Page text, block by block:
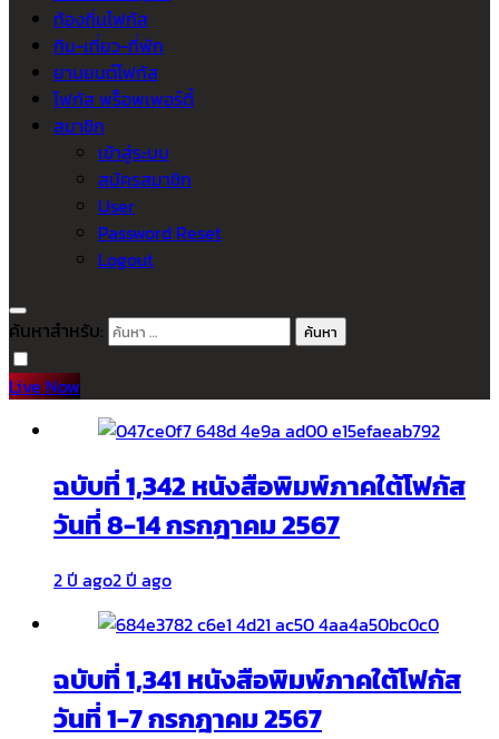
ท้องถิ่นโฟกัส
กิน-เที่ยว-ที่พัก
ยานยนต์โฟกัส
โฟกัส พร็อพเพอร์ตี้
สมาชิก
เข้าสู่ระบบ
สมัครสมาชิก
User
Password Reset
Logout
ค้นหาสำหรับ:
Live Now
ฉบับที่ 1,342 หนังสือพิมพ์ภาคใต้โฟกัส
วันที่ 8-14 กรกฎาคม 2567
2 ปี ago2 ปี ago
ฉบับที่ 1,341 หนังสือพิมพ์ภาคใต้โฟกัส
วันที่ 1-7 กรกฎาคม 2567